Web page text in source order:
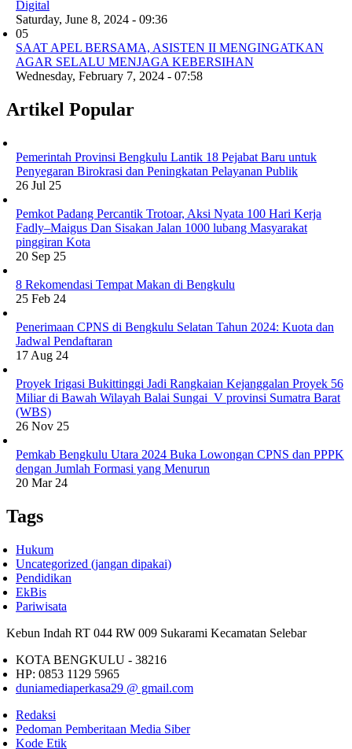
Digital
Saturday, June 8, 2024 - 09:36
05
SAAT APEL BERSAMA, ASISTEN II MENGINGATKAN
AGAR SELALU MENJAGA KEBERSIHAN
Wednesday, February 7, 2024 - 07:58
Artikel Popular
Pemerintah Provinsi Bengkulu Lantik 18 Pejabat Baru untuk
Penyegaran Birokrasi dan Peningkatan Pelayanan Publik
26 Jul 25
Pemkot Padang Percantik Trotoar, Aksi Nyata 100 Hari Kerja
Fadly–Maigus Dan Sisakan Jalan 1000 lubang Masyarakat
pinggiran Kota
20 Sep 25
8 Rekomendasi Tempat Makan di Bengkulu
25 Feb 24
Penerimaan CPNS di Bengkulu Selatan Tahun 2024: Kuota dan
Jadwal Pendaftaran
17 Aug 24
Proyek Irigasi Bukittinggi Jadi Rangkaian Kejanggalan Proyek 56
Miliar di Bawah Wilayah Balai Sungai V provinsi Sumatra Barat
(WBS)
26 Nov 25
Pemkab Bengkulu Utara 2024 Buka Lowongan CPNS dan PPPK
dengan Jumlah Formasi yang Menurun
20 Mar 24
Tags
Hukum
Uncategorized (jangan dipakai)
Pendidikan
EkBis
Pariwisata
Kebun Indah RT 044 RW 009 Sukarami Kecamatan Selebar
KOTA BENGKULU - 38216
HP: 0853 1129 5965
duniamediaperkasa29 @ gmail.com
Redaksi
Pedoman Pemberitaan Media Siber
Kode Etik